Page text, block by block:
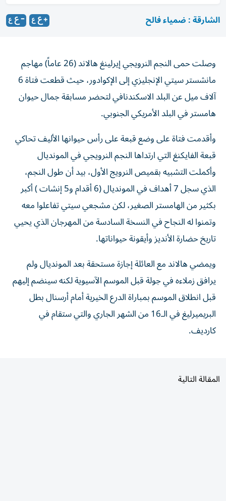
الشارقة : ضمياء فالح
وصلت حمى النجم النرويجي إيرلينغ هالاند (26 عاماً) مهاجم
مانشستر سيتي الإنجليزي إلى الإكوادور، حيث قطعت فتاة 6
آلاف ميل عن البلد الاسكندنافي لتحضر مسابقة جمال حيوان
هامستر في البلد الأمريكي الجنوبي.
وأقدمت فتاة على وضع قبعة على رأس حيوانها الأليف تحاكي
قبعة الفايكنغ التي ارتداها النجم النرويجي في المونديال
وأكملت التشبيه بقميص النرويج الأول، بيد أن طول النجم،
الذي سجل 7 أهداف في المونديال (6 أقدام و5 إنشات ) أكبر
بكثير من الهامستر الصغير، لكن مشجعي سيتي تفاعلوا معه
وتمنوا له النجاح في النسخة السادسة من المهرجان الذي يحيي
تاريخ حضارة الأنديز وأيقونة حيواناتها.
ويمضي هالاند مع العائلة إجازة مستحقة بعد المونديال ولم
يرافق زملاءه في جولة قبل الموسم الآسيوية لكنه سينضم إليهم
قبل انطلاق الموسم بمباراة الدرع الخيرية أمام أرسنال بطل
البريميرليغ في الـ16 من الشهر الجاري والتي ستقام في
كارديف.
المقالة التالية